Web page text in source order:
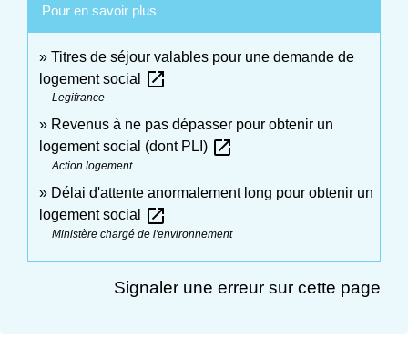
Pour en savoir plus
Titres de séjour valables pour une demande de
logement social
open_in_new
Legifrance
Revenus à ne pas dépasser pour obtenir un
logement social (dont PLI) open_in_new
Action logement
Délai d'attente anormalement long pour obtenir un
logement social
open_in_new
Ministère chargé de l'environnement
Signaler une erreur sur cette page